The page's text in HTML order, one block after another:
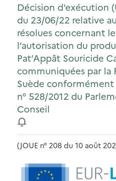
Décision d'exécution
du 23/06/22 relative
résolues concernant
l’autorisation du
Pat’Appât Souricide
communiquées par la
Suède conformément
n° 528/2012 du
Conseil
(JOUE n° 208 du 10 août